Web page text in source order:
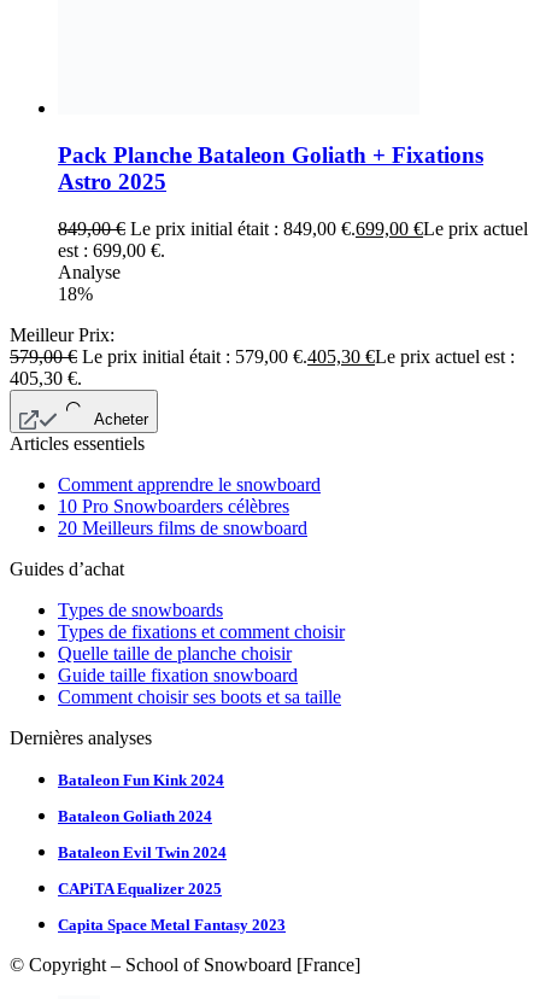
Pack Planche Bataleon Goliath + Fixations
Astro 2025
849,00€ Le prix initial était : 849,00 €.699,00 €Le prix actuel
est : 699,00 €.
Analyse
18%
Meilleur Prix:
579,00€ Le prix initial était : 579,00 €.405,30 €Le prix actuel est :
405,30 €.
Acheter
Articles essentiels
Comment apprendre le snowboard
10 Pro Snowboarders célèbres
20 Meilleurs films de snowboard
Guides d’achat
Types de snowboards
Types de fixations et comment choisir
Quelle taille de planche choisir
Guide taille fixation snowboard
Comment choisir ses boots et sa taille
Dernières analyses
Bataleon Fun Kink 2024
Bataleon Goliath 2024
Bataleon Evil Twin 2024
CAPiTA Equalizer 2025
Capita Space Metal Fantasy 2023
© Copyright – School of Snowboard [France]